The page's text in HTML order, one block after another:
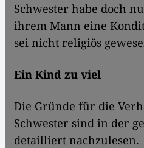
Schwester habe doch
ihrem Mann eine
sei nicht religiös
Ein Kind zu viel
Die Gründe für die
Schwester sind in der
detailliert nachzulesen.